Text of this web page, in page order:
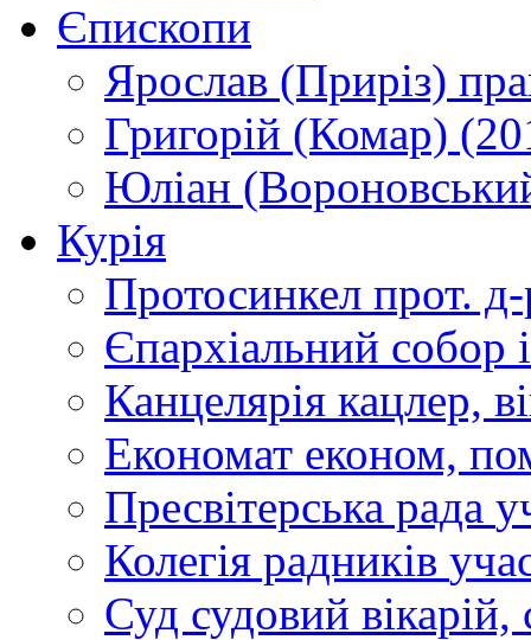
Єпископи
Ярослав (Приріз)
Григорій (Комар)
Юліан
Курія
Протосинкел прот.
Єпархіальний собор
Канцелярія кацлер,
Економат економ,
Пресвітерська рада
Колегія радників
Суд судовий вікарій,